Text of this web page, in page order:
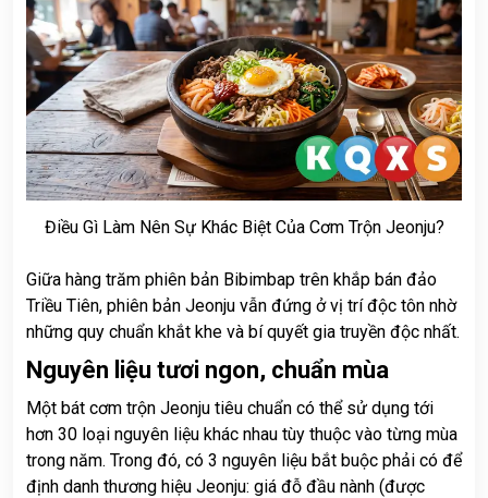
Điều Gì Làm Nên Sự Khác Biệt Của Cơm Trộn Jeonju?
Giữa hàng trăm phiên bản Bibimbap trên khắp bán đảo
Triều Tiên, phiên bản Jeonju vẫn đứng ở vị trí độc tôn nhờ
những quy chuẩn khắt khe và bí quyết gia truyền độc nhất.
Nguyên liệu tươi ngon, chuẩn mùa
Một bát cơm trộn Jeonju tiêu chuẩn có thể sử dụng tới
hơn 30 loại nguyên liệu khác nhau tùy thuộc vào từng mùa
trong năm. Trong đó, có 3 nguyên liệu bắt buộc phải có để
định danh thương hiệu Jeonju: giá đỗ đầu nành (được